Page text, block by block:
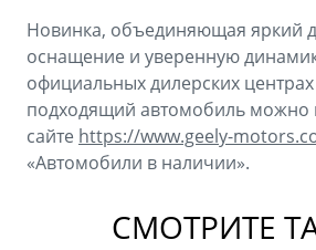
Новинка, объединяющая яркий
оснащение и уверенную
официальных дилерских
подходящий автомобиль можно
сайте https://www.geely-
«Автомобили в наличии».
СМОТРИТЕ